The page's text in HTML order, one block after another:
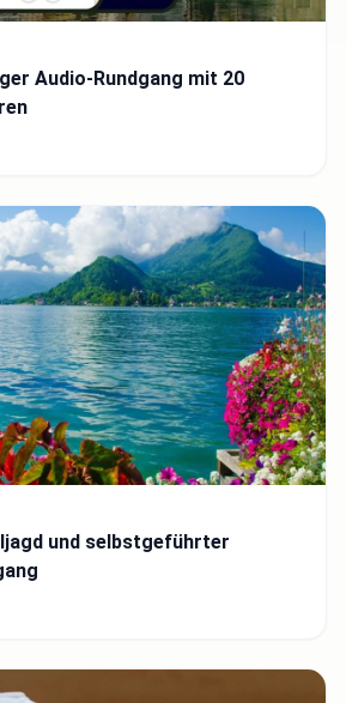
Audio-Rundgang mit 20
und selbstgeführter